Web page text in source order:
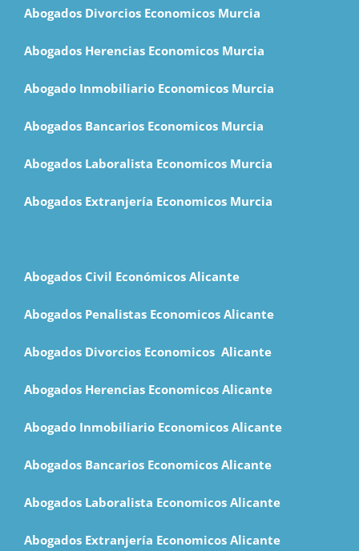
Abogados Divorcios Economicos Murcia
Abogados Herencias Economicos Murcia
Abogado Inmobiliario Economicos Murcia
Abogados Bancarios Economicos Murcia
Abogados Laboralista Economicos Murcia
Abogados Extranjería Economicos Murcia
Abogados Civil Económicos Alicante
Abogados Penalistas Economicos Alicante
Abogados Divorcios Economicos Alicante
Abogados Herencias Economicos Alicante
Abogado Inmobiliario Economicos Alicante
Abogados Bancarios Economicos Alicante
Abogados Laboralista Economicos Alicante
Abogados Extranjería Economicos Alicante